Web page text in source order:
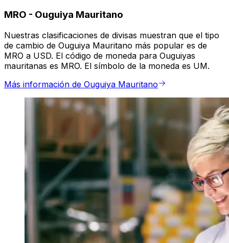
MRO - Ouguiya Mauritano
Nuestras clasificaciones de divisas muestran que el tipo
de cambio de Ouguiya Mauritano más popular es de
MRO a USD. El código de moneda para Ouguiyas
mauritanas es MRO. El símbolo de la moneda es UM.
Más información de Ouguiya Mauritano